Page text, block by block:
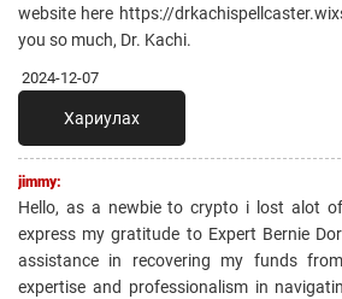
website here https://
you so much, Dr. Kachi.
2024-12-07
Хариулах
jimmy:
Hello, as a newbie to crypto i lost alot
express my gratitude to Expert Bernie
assistance in recovering my funds
expertise and professionalism in